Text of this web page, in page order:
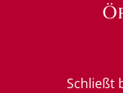
Klicken,
Schließt